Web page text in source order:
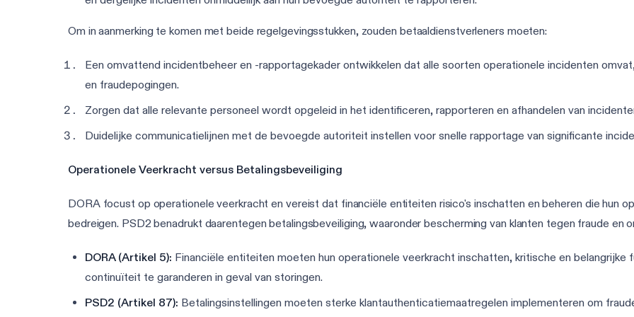
Om in aanmerking te komen met beide regelgevingsstukken, zouden betaaldienstverleners moeten:
Een omvattend incidentbeheer en -rapportagekader ontwikkelen dat alle soorten operationele incidenten
en fraudepogingen.
Zorgen dat alle relevante personeel wordt opgeleid in het identificeren, rapporteren en afhandelen van
Duidelijke communicatielijnen met de bevoegde autoriteit instellen voor snelle rapportage van significante
Operationele Veerkracht versus Betalingsbeveiliging
DORA focust op operationele veerkracht en vereist dat financiële entiteiten risico's inschatten en beheren die hun
bedreigen. PSD2 benadrukt daarentegen betalingsbeveiliging, waaronder bescherming van klanten tegen fraude en
DORA (Artikel 5): Financiële entiteiten moeten hun operationele veerkracht inschatten, kritische en
continuïteit te garanderen in geval van storingen.
PSD2 (Artikel 87): Betalingsinstellingen moeten sterke klantauthenticatiemaatregelen implementeren om